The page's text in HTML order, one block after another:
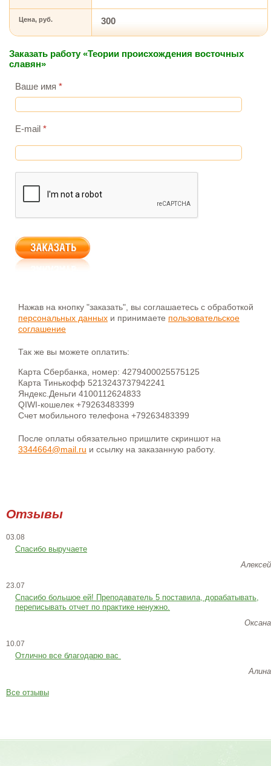
Цена, руб. 300
Заказать работу «Теории происхождения восточных
славян»
Ваше имя *
E-mail *
Нажав на кнопку "заказать", вы соглашаетесь с обработкой
персональных данных и принимаете пользовательское
соглашение
Так же вы можете оплатить:
Карта Сбербанка, номер: 4279400025575125
Карта Тинькофф 5213243737942241
Яндекс.Деньги 4100112624833
QIWI-кошелек +79263483399
Счет мобильного телефона +79263483399
После оплаты обязательно пришлите скриншот на
3344664@mail.ru и ссылку на заказанную работу.
Отзывы
03.08
Спасибо выручаете
Алексей
23.07
Cпасибо большое ей! Преподаватель 5 поставила, дорабатывать,
переписывать отчет по практике ненужно.
Оксана
10.07
Отлично все благодарю вас
Алина
Все отзывы